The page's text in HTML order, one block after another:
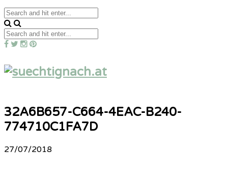
32A6B657-C664-4EAC-B240-
774710C1FA7D
27/07/2018